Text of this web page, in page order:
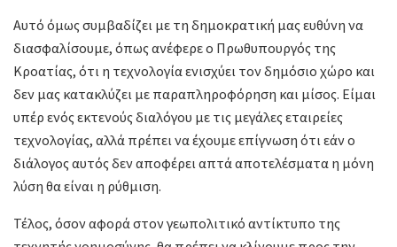
Αυτό όμως συμβαδίζει με τη δημοκρατική μας ευθύνη να
διασφαλίσουμε, όπως ανέφερε ο Πρωθυπουργός της
Κροατίας, ότι η τεχνολογία ενισχύει τον δημόσιο χώρο και
δεν μας κατακλύζει με παραπληροφόρηση και μίσος. Είμαι
υπέρ ενός εκτενούς διαλόγου με τις μεγάλες εταιρείες
τεχνολογίας, αλλά πρέπει να έχουμε επίγνωση ότι εάν ο
διάλογος αυτός δεν αποφέρει απτά αποτελέσματα η μόνη
λύση θα είναι η ρύθμιση.
Τέλος, όσον αφορά στον γεωπολιτικό αντίκτυπο της